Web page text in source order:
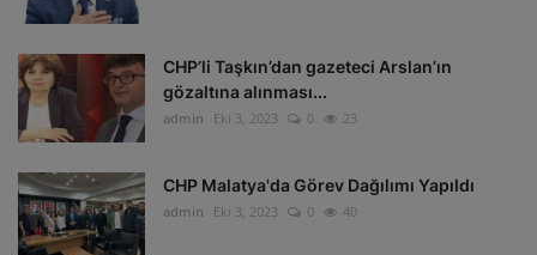
CHP’li Taşkın’dan gazeteci Arslan’ın
gözaltına alınması...
admin Eki 3, 2023 0 23
CHP Malatya'da Görev Dağılımı Yapıldı
admin Eki 3, 2023 0 40